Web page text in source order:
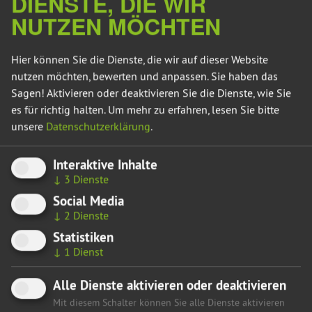
Mehr über diese Person
SEBASTIAN STRIEGEL
Sprecher für Demokratie, Innen, Recht, Energie,
Digitales Leben, Religion
NUTZEN MÖCHTEN
Hier können Sie die Dienste, die wir auf dieser Website
nutzen möchten, bewerten und anpassen. Sie haben das
Sagen! Aktivieren oder deaktivieren Sie die Dienste, wie Sie
es für richtig halten. Um mehr zu erfahren, lesen Sie bitte
unsere Datenschutzerklärung.
Interaktive Inhalte
↓ 3 Dienste
Social Media
↓ 2 Dienste
Statistiken
↓ 1 Dienst
Alle Dienste aktivieren oder deaktivieren
Mit diesem Schalter können Sie alle Dienste aktivieren